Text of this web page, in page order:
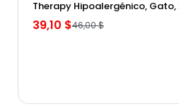
Vista
Therapy Hipoalergénico, Gato,
46,00 $
39,10 $